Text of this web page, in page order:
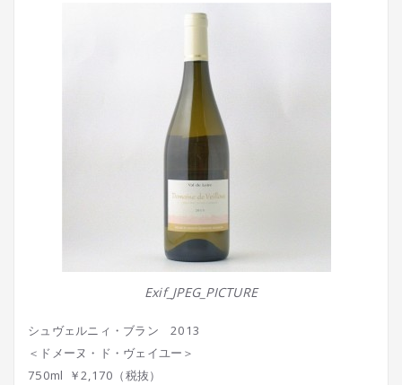
Exif_JPEG_PICTURE
シュヴェルニィ・ブラン 2013
＜ドメーヌ・ド・ヴェイユー＞
750ml ￥2,170（税抜）